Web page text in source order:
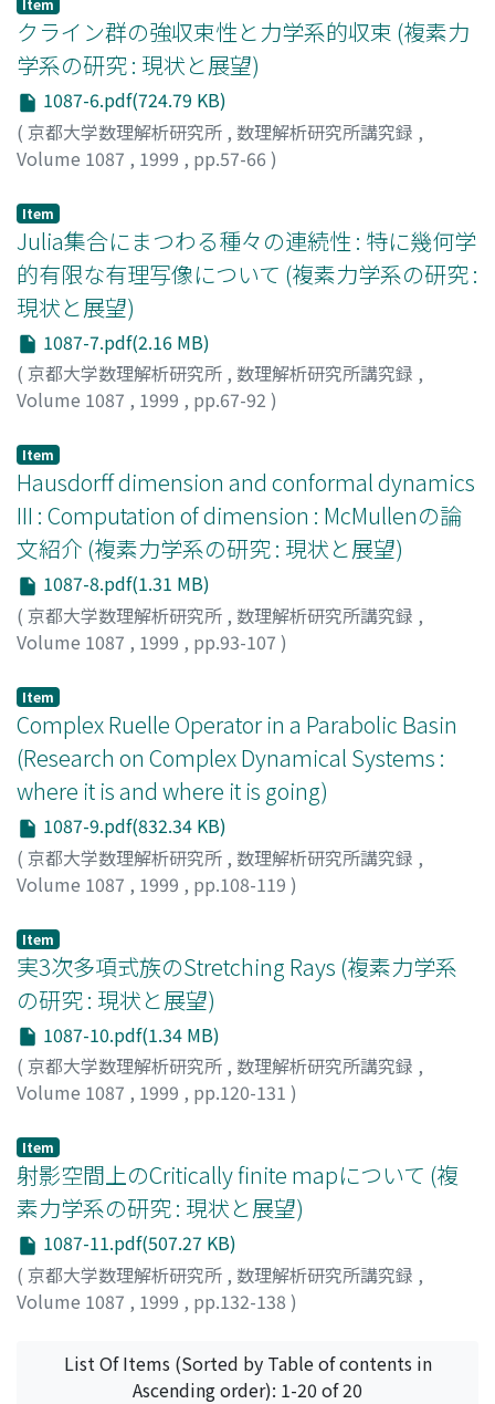
Item
クライン群の強収束性と力学系的収束 (複素力
学系の研究 : 現状と展望)
1087-6.pdf(724.79 KB)
( 京都大学数理解析研究所 , 数理解析研究所講究録 ,
Volume 1087 , 1999 , pp.57-66 )
Item
Julia集合にまつわる種々の連続性 : 特に幾何学
的有限な有理写像について (複素力学系の研究 :
現状と展望)
1087-7.pdf(2.16 MB)
( 京都大学数理解析研究所 , 数理解析研究所講究録 ,
Volume 1087 , 1999 , pp.67-92 )
Item
Hausdorff dimension and conformal dynamics
III : Computation of dimension : McMullenの論
文紹介 (複素力学系の研究 : 現状と展望)
1087-8.pdf(1.31 MB)
( 京都大学数理解析研究所 , 数理解析研究所講究録 ,
Volume 1087 , 1999 , pp.93-107 )
Item
Complex Ruelle Operator in a Parabolic Basin
(Research on Complex Dynamical Systems :
where it is and where it is going)
1087-9.pdf(832.34 KB)
( 京都大学数理解析研究所 , 数理解析研究所講究録 ,
Volume 1087 , 1999 , pp.108-119 )
Item
実3次多項式族のStretching Rays (複素力学系
の研究 : 現状と展望)
1087-10.pdf(1.34 MB)
( 京都大学数理解析研究所 , 数理解析研究所講究録 ,
Volume 1087 , 1999 , pp.120-131 )
Item
射影空間上のCritically finite mapについて (複
素力学系の研究 : 現状と展望)
1087-11.pdf(507.27 KB)
( 京都大学数理解析研究所 , 数理解析研究所講究録 ,
Volume 1087 , 1999 , pp.132-138 )
List Of Items (Sorted by Table of contents in
Ascending order): 1-20 of 20